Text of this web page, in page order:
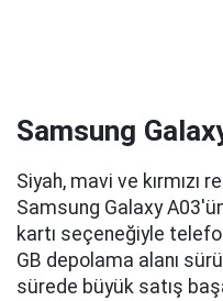
Samsung
Siyah, mavi ve kırmızı
Samsung Galaxy
kartı seçeneğiyle
GB depolama alanı
sürede büyük satış